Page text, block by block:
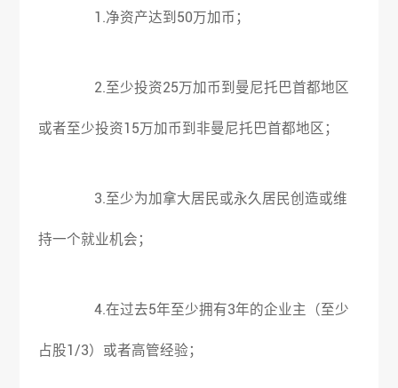
1.净资产达到50万加币；
2.至少投资25万加币到曼尼托巴首都地区
或者至少投资15万加币到非曼尼托巴首都地区；
3.至少为加拿大居民或永久居民创造或维
持一个就业机会；
4.在过去5年至少拥有3年的企业主（至少
占股1/3）或者高管经验；